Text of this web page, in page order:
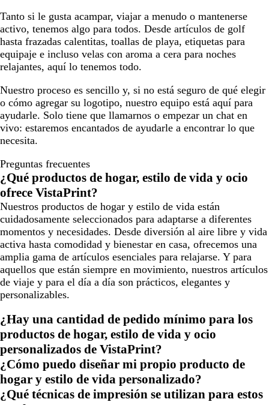
Tanto si le gusta acampar, viajar a menudo o mantenerse
activo, tenemos algo para todos. Desde artículos de golf
hasta frazadas calentitas, toallas de playa, etiquetas para
equipaje e incluso velas con aroma a cera para noches
relajantes, aquí lo tenemos todo.
Nuestro proceso es sencillo y, si no está seguro de qué elegir
o cómo agregar su logotipo, nuestro equipo está aquí para
ayudarle. Solo tiene que llamarnos o empezar un chat en
vivo: estaremos encantados de ayudarle a encontrar lo que
necesita.
Preguntas frecuentes
¿Qué productos de hogar, estilo de vida y ocio
ofrece VistaPrint?
Nuestros productos de hogar y estilo de vida están
cuidadosamente seleccionados para adaptarse a diferentes
momentos y necesidades. Desde diversión al aire libre y vida
activa hasta comodidad y bienestar en casa, ofrecemos una
amplia gama de artículos esenciales para relajarse. Y para
aquellos que están siempre en movimiento, nuestros artículos
de viaje y para el día a día son prácticos, elegantes y
personalizables.
¿Hay una cantidad de pedido mínimo para los
productos de hogar, estilo de vida y ocio
personalizados de VistaPrint?
¿Cómo puedo diseñar mi propio producto de
hogar y estilo de vida personalizado?
¿Qué técnicas de impresión se utilizan para estos